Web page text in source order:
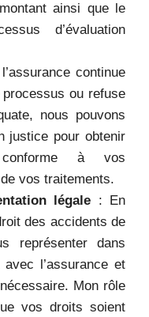
ainsi que le
d’évaluation
continue
ou refuse
nous pouvons
justice pour obtenir
conforme à vos
vos traitements.
légale : En
des accidents de
représenter dans
l’assurance et
Mon rôle
vos droits soient